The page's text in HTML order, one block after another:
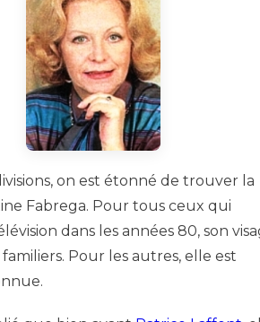
on est étonné de trouver la
Fabrega. Pour tous ceux qui
dans les années 80, son
Pour les autres, elle est